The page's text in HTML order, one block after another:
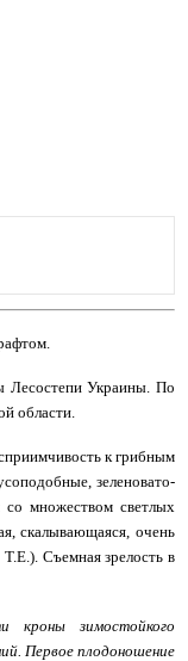
Лесостепи Украины. По
области.
к грибным
зеленовато-
множеством светлых
скалывающаяся, очень
Съемная зрелость в
зимостойкого
Первое плодоношение